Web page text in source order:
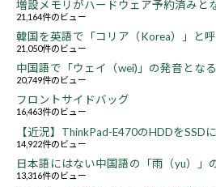
増設メモリがハードウェア予約済みと
21,164件のビュー
韓国を英語で「コリア（Korea）」と
21,050件のビュー
中国語で「ウェイ（wei)」の発音とな
20,749件のビュー
フロントサイドバッグ
16,463件のビュー
【近況】ThinkPad-E470のHDDをSSD
14,922件のビュー
日本語にはない中国語の「雨（yu）」
13,316件のビュー